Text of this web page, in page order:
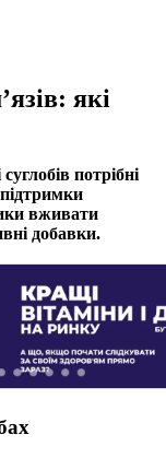
які
потрібні
вживати
добавки.